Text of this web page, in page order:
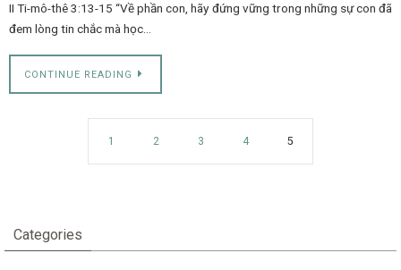
II Ti-mô-thê 3:13-15 “Về phần con, hãy đứng vững trong những sự con đã
đem lòng tin chắc mà học…
CONTINUE READING
1 2 3 4 5
Categories